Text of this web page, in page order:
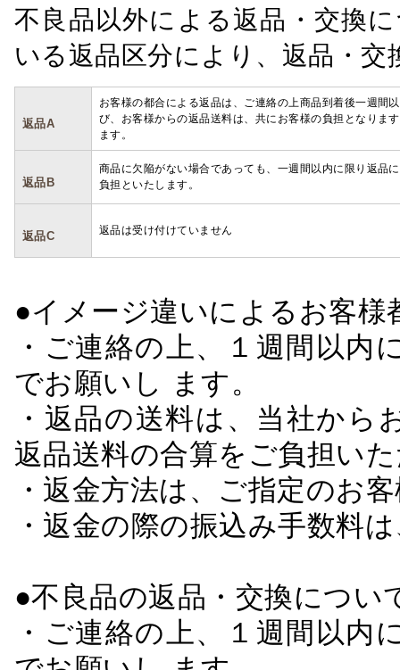
不良品以外による返品・交換
いる返品区分により、返品・
返品A
お客様の都合による返品は、ご連絡の上商品到着後一週間
び、お客様からの返品送料は、共にお客様の負担となりま
ます。
返品B
商品に欠陥がない場合であっても、一週間以内に限り返品
負担といたします。
返品C 返品は受け付けていません
●イメージ違いによるお客
・ご連絡の上、１週間以
でお願いし ます。
・返品の送料は、当社か
返品送料の合算をご負担い
・返金方法は、ご指定のお
・返金の際の振込み手数料
●不良品の返品・交換につい
・ご連絡の上、１週間以